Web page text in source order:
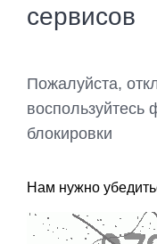
сервисов
Пожалуйста,
блокировки
Нам нужно